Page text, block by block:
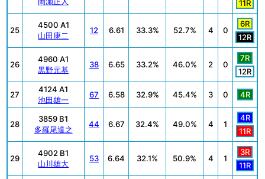
11R
25
4500 A1
山田康二
12 6.61 33.3% 52.7% 4 0
6R
12R
26
4960 A1
黒野元基
38 6.65 33.2% 46.0% 2 0
7R
12R
27
4124 A1
池田雄一
67 6.58 32.9% 45.4% 3 0 4R
28
3859 B1
多羅尾達之
44 6.67 32.4% 49.0% 4 1
4R
11R
29
4902 B1
山川雄大
53 6.64 32.1% 50.9% 4 1
3R
11R